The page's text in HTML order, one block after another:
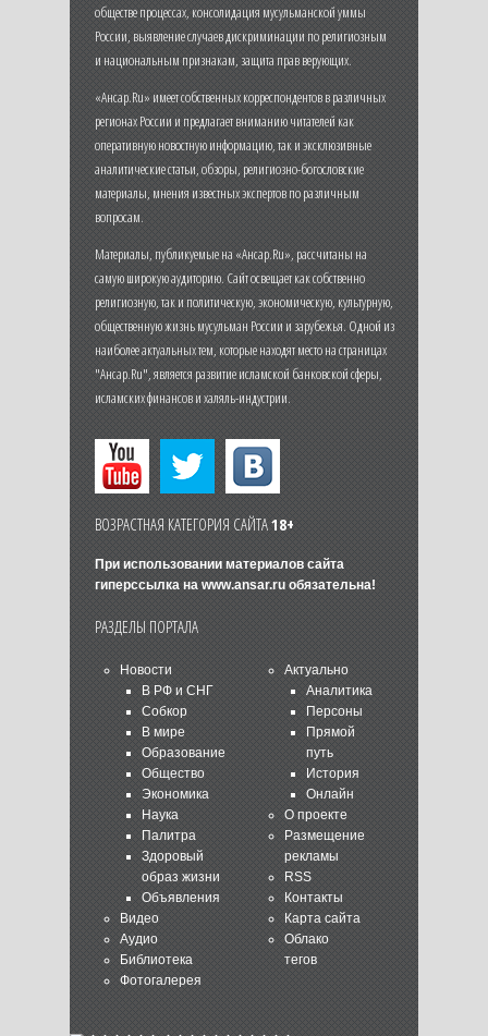
обществе процессах, консолидация мусульманской уммы
России, выявление случаев дискриминации по религиозным
и национальным признакам, защита прав верующих.
«Ансар.Ru» имеет собственных корреспондентов в различных
регионах России и предлагает вниманию читателей как
оперативную новостную информацию, так и эксклюзивные
аналитические статьи, обзоры, религиозно-богословские
материалы, мнения известных экспертов по различным
вопросам.
Материалы, публикуемые на «Ансар.Ru», рассчитаны на
самую широкую аудиторию. Сайт освещает как собственно
религиозную, так и политическую, экономическую, культурную,
общественную жизнь мусульман России и зарубежья. Одной из
наиболее актуальных тем, которые находят место на страницах
"Ансар.Ru", является развитие исламской банковской сферы,
исламских финансов и халяль-индустрии.
ВОЗРАСТНАЯ КАТЕГОРИЯ САЙТА18+
При использовании материалов сайта
гиперссылка на www.ansar.ruобязательна!
РАЗДЕЛЫ ПОРТАЛА
Новости
В РФ и СНГ
Собкор
В мире
Образование
Общество
Экономика
Наука
Палитра
Здоровый
образ жизни
Объявления
Видео
Аудио
Библиотека
Фотогалерея
Актуально
Аналитика
Персоны
Прямой
путь
История
Онлайн
О проекте
Размещение
рекламы
RSS
Контакты
Карта сайта
Облако
тегов